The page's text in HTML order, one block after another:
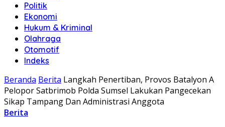
Politik
Ekonomi
Hukum & Kriminal
Olahraga
Otomotif
Indeks
Beranda Berita Langkah Penertiban, Provos Batalyon A
Pelopor Satbrimob Polda Sumsel Lakukan Pangecekan
Sikap Tampang Dan Administrasi Anggota
Berita